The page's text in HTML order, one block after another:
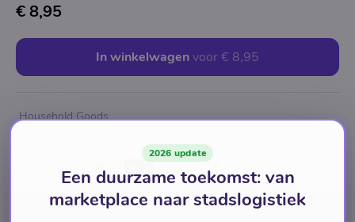
€ 8,95
In winkelwagenvoor€ 8,95
Household Goods
Pay with
2026 update
Een duurzame toekomst: van
marketplace naar stadslogistiek